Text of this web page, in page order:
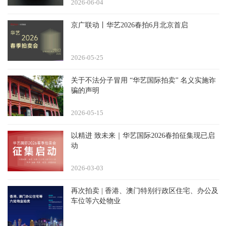
04
2026-06
京广联动丨华艺2026春拍6月北京首启
25
2026-05
关于不法分子冒用 “华艺国际拍卖” 名义实施诈
骗的声明
15
2026-05
以精进 致未来｜华艺国际2026春拍征集现已启
动
03
2026-03
再次拍卖 | 香港、澳门特别行政区住宅、办公及
车位等六处物业